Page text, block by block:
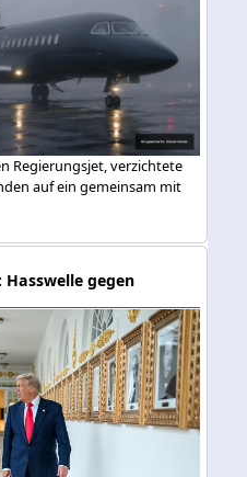
Regierungsjet, verzichtete
auf ein gemeinsam mit
gegen